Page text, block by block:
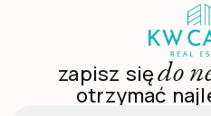
zapisz siędo
otrzymać